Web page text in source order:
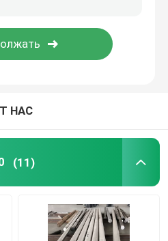
режима работы
НАС
(11)